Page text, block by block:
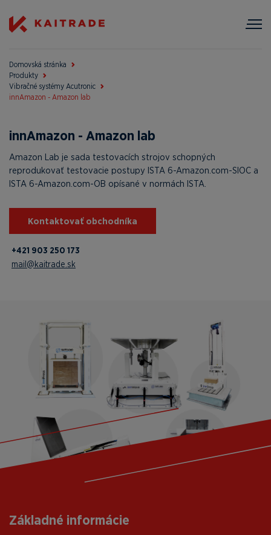
Domovská stránka
Produkty
Vibračné systémy Acutronic
innAmazon - Amazon lab
innAmazon - Amazon lab
Amazon Lab je sada testovacích strojov schopných
reprodukovať testovacie postupy ISTA 6-Amazon.com-SIOC a
ISTA 6-Amazon.com-OB opísané v normách ISTA.
Kontaktovať obchodníka
+421 903 250 173
mail@kaitrade.sk
Základné informácie